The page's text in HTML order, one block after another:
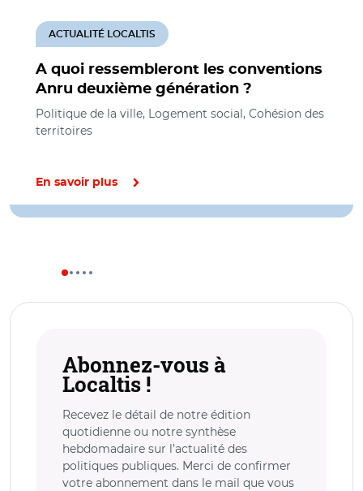
A quoi ressembleront les conventions
Anru deuxième génération ?
ACTUALITÉ LOCALTIS
Politique de la ville, Logement social, Cohésion des
territoires
En savoir plus
Abonnez-vous à
Localtis !
Recevez le détail de notre édition
quotidienne ou notre synthèse
hebdomadaire sur l’actualité des
politiques publiques. Merci de confirmer
votre abonnement dans le mail que vous